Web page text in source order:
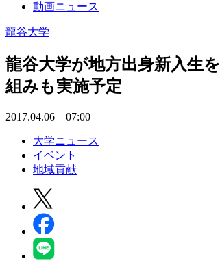
動画ニュース
龍谷大学
龍谷大学が地方出身新入生
組みも実施予定
2017.04.06 07:00
大学ニュース
イベント
地域貢献